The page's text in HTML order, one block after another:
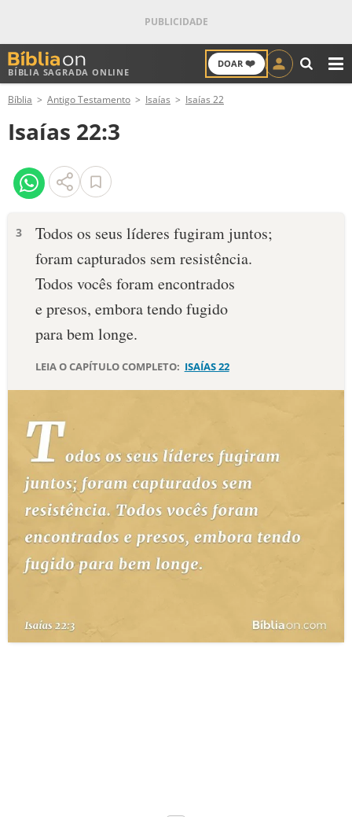
BÍBLIA SAGRADA ONLINE
DOAR ❤️
ANTIGO TESTAMENTO
NOVO TESTAMENTO
VERSÍCULOS
PALAVRA DO DIA
DEVOCIONAL DIÁRIO
ESTUDOS BÍBLICOS
ESBOÇOS DE PREGAÇÃO
TEMAS
PERGUNTE À BÍBLIA IA
QUEM SOMOS
Bíblia Antigo Testamento Isaías Isaías 22
Isaías 22:3
3
Todos os seus líderes fugiram juntos;
foram capturados sem resistência.
Todos vocês foram encontrados
e presos, embora tendo fugido
para bem longe.
LEIA O CAPÍTULO COMPLETO: ISAÍAS 22